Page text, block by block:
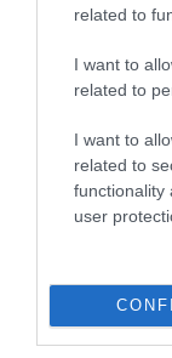
related to
I want to
related to
I want to
related to
functionality
user
VÉGE LEHET A
VÁRÓLISTÁKNAK? A
DISZNÓSZERVEK
AZ ORVOSLÁS